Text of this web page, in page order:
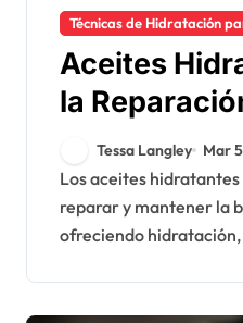
Técnicas de Hidratación
Aceites
la
Barrera
Beneficios,
Tessa Langley Mar
Los aceites hidratantes son esenciales para
reparar y mantener la
ofreciendo